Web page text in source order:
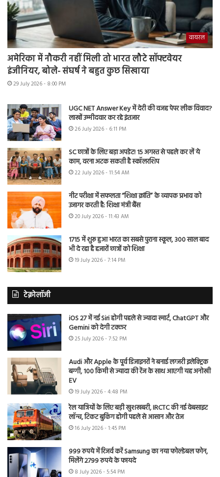
वायरल
अमेरिका में नौकरी नहीं मिली तो भारत लौटे सॉफ्टवेयर
इंजीनियर, बोले- संघर्ष ने बहुत कुछ सिखाया
29 July 2026 - 8:00 PM
UGC NET Answer Key में देरी की वजह पेपर लीक विवाद?
लाखों उम्मीदवार कर रहे इंतजार
26 July 2026 - 6:11 PM
SC छात्रों के लिए बड़ा अपडेट! 15 अगस्त से पहले कर लें ये
काम, वरना अटक सकती है स्कॉलरशिप
22 July 2026 - 11:54 AM
नीट परीक्षा में सफलता “शिक्षा क्रांति” के व्यापक प्रभाव को
उजागर करती है: शिक्षा मंत्री बैंस
20 July 2026 - 11:43 AM
1715 में शुरू हुआ भारत का सबसे पुराना स्कूल, 300 साल बाद
भी दे रहा है हजारों छात्रों को शिक्षा
19 July 2026 - 7:14 PM
टेक्नोलॉजी
iOS 27 में नई Siri होगी पहले से ज्यादा स्मार्ट, ChatGPT और
Gemini को देगी टक्कर
25 July 2026 - 7:52 PM
Audi और Apple के पूर्व डिजाइनरों ने बनाई लग्जरी इलेक्ट्रिक
बग्गी, 100 किमी से ज्यादा की रेंज के साथ आएगी यह अनोखी
EV
19 July 2026 - 4:48 PM
रेल यात्रियों के लिए बड़ी खुशखबरी, IRCTC की नई वेबसाइट
लॉन्च, टिकट बुकिंग होगी पहले से आसान और तेज
16 July 2026 - 1:45 PM
999 रुपये में रिजर्व करें Samsung का नया फोल्डेबल फोन,
मिलेंगे 2799 रुपये के फायदे
8 July 2026 - 5:54 PM